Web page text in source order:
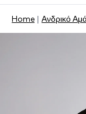
Home Ανδρικό